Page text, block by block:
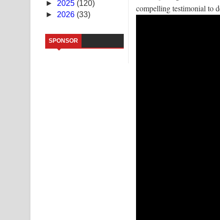
Sandata Duka Hithila Song Lyrics - සඳට දුක හිතිලා
► 2025 (120)
► 2026 (33)
SPONSOR
compelling testimonial to